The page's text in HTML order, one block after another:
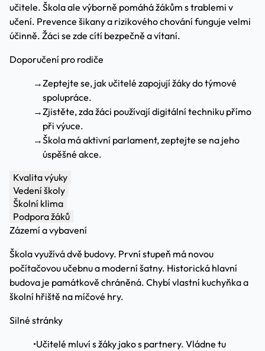
učitele. Škola ale výborně pomáhá žákům s trablemi v
učení. Prevence šikany a rizikového chování funguje velmi
účinně. Žáci se zde cítí bezpečně a vítaní.
Doporučení pro rodiče
→Zeptejte se, jak učitelé zapojují žáky do týmové
spolupráce.
→Zjistěte, zda žáci používají digitální techniku přímo
při výuce.
→Škola má aktivní parlament, zeptejte se na jeho
úspěšné akce.
Kvalita výuky
Vedení školy
Školní klima
Podpora žáků
Zázemí a vybavení
Škola využívá dvě budovy. První stupeň má novou
počítačovou učebnu a moderní šatny. Historická hlavní
budova je památkově chráněná. Chybí vlastní kuchyňka a
školní hřiště na míčové hry.
Silné stránky
•Učitelé mluví s žáky jako s partnery. Vládne tu